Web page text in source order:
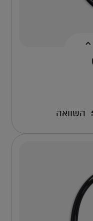
השוואה